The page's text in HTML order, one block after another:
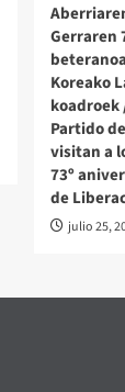
Gerraren
Koreako
koadroek
Partido
visitan a
73º
de
julio 25,